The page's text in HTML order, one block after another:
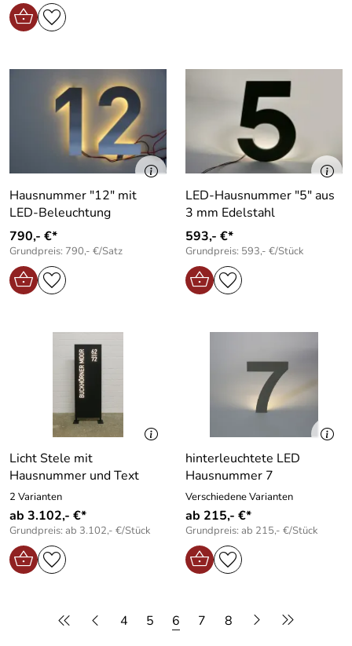
Hausnummer "12" mit
LED-Beleuchtung
790,- €*
Grundpreis: 790,- €/Satz
LED-Hausnummer "5" aus
3 mm Edelstahl
593,- €*
Grundpreis: 593,- €/Stück
Licht Stele mit
Hausnummer und Text
2 Varianten
ab 3.102,- €*
Grundpreis: ab 3.102,- €/Stück
hinterleuchtete LED
Hausnummer 7
Verschiedene Varianten
ab 215,- €*
Grundpreis: ab 215,- €/Stück
4 5 6 7 8